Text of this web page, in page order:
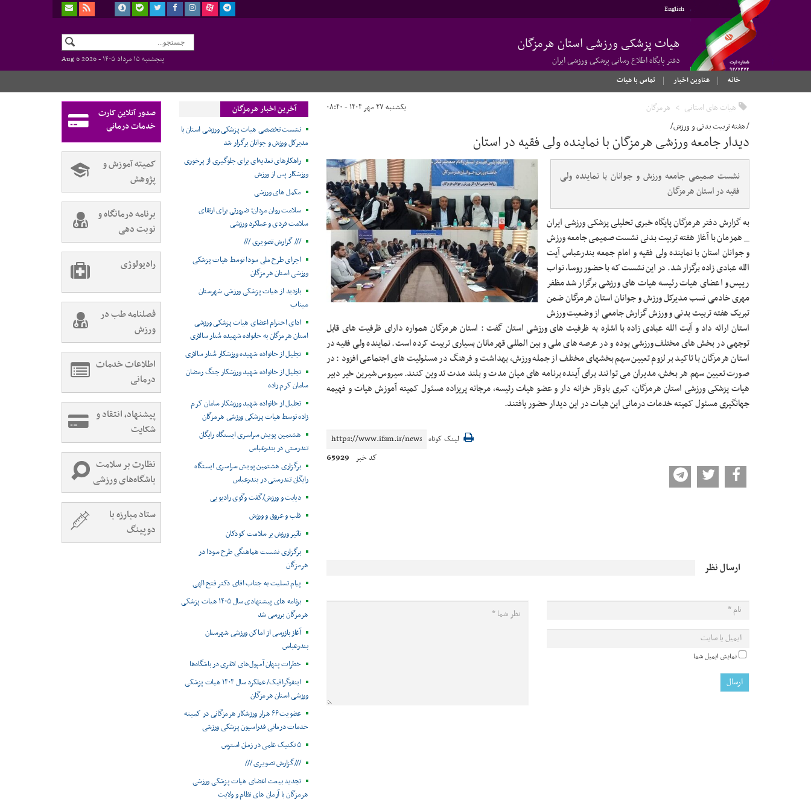
English
هیات پزشکی ورزشی استان هرمزگان
دفتر پایگاه اطلاع رسانی پزشکی ورزشی ایران پنجشنبه ۱۵ مرداد ۱۴۰۵ -
Aug 6 2026
خانه
عناوین اخبار تماس با هیات
هیات های استانی هرمزگان یکشنبه ۲۷ مهر ۱۴۰۴ - ۰۸:۴۰
/ هفته تربیت بدنی و ورزش/
دیدار جامعه ورزشی هرمزگان با نماینده ولی فقیه در استان
نشست صمیمی جامعه ورزش و جوانان با نماینده ولی
فقیه در استان هرمزگان
به گزارش دفتر هرمزگان پایگاه خبری تحلیلی پزشکی ورزشی ایران
_ همزمان با آغاز هفته تربیت بدنی نشست صمیمی جامعه ورزش
و جوانان استان با نماینده ولی فقیه و امام جمعه بندرعباس آیت
الله عبادی زاده برگزار شد. در این نشست که با حضور روسا، نواب
رییس و اعضای هیات رئیسه هیات های ورزشی برگزار شد مظفر
مهری خادمی نسب مدیرکل ورزش و جوانان استان هرمزگان ضمن
تبریک هفته تربیت بدنی و ورزش گزارش جامعی از وضعیت ورزش
استان ارائه داد و آیت الله عبادی زاده با اشاره به ظرفیت های ورزشی استان گفت : استان هرمزگان همواره دارای ظرفیت های قابل
توجهی در بخش های مختلف ورزشی بوده و در عرصه های ملی و بین المللی قهرمانان بسیاری تربیت کرده است. نماینده ولی فقیه در
استان هرمزگان با تاکید بر لزوم تعیین سهم بخشهای مختلف از جمله ورزش، بهداشت و فرهنگ در مسئولیت های اجتماعی افزود : در
صورت تعیین سهم هر بخش، مدیران می توانند برای آینده برنامه های میان مدت و بلند مدت تدوین کنند. سیروس شیرین خیر دبیر
هیات پزشکی ورزشی استان هرمزگان، کبری باوقار خزانه دار و عضو هیات رئیسه، مرجانه پریزاده مسئول کمیته آموزش هیات و فهیمه
جهانگیری مسئول کمیته خدمات درمانی این هیات در این دیدار حضور یافتند.
لینک کوتاه
کد خبر 65929
ارسال نظر
نمایش ایمیل شما
آخرین اخبار هرمزگان
نشست تخصصی هیات پزشکی ورزشی استان با
مدیرکل ورزش و جوانان برگزار شد
راهکارهای تغذیه‌ای برای جلوگیری از پرخوری
ورزشکار پس از ورزش
مکمل های ورزشی
سلامت روان مردان؛ ضرورتی برای ارتقای
سلامت فردی و عملکرد ورزشی
/// گزارش تصویری ///
اجرای طرح ملی سودا توسط هیات پزشکی
ورزشی استان هرمزگان
بازدید از هیات پزشکی ورزشی شهرستان
میناب
ادای احترام اعضای هیات پزشکی ورزشی
استان هرمزگان به خانواده شهیده سُنار سالاری
تجلیل از خانواده شهیده ورزشکار سُنار سالاری
تجلیل از خانواده شهید ورزشکار جنگ رمضان
سامان کرم زاده
تجلیل از خانواده شهید ورزشکار سامان کرم
زاده توسط هیات پزشکی ورزشی هرمزگان
هشتمین پویش سراسری ایستگاه رایگان
تندرستی در بندرعباس
برگزاری هشتمین پویش سراسری ایستگاه
رایگان تندرستی در بندرعباس
دیابت و ورزش/گفت وگوی رادیویی
قلب و عروق و ورزش
تاثیر ورزش بر سلامت کودکان
برگزاری نشست هماهنگی طرح سودا در
هرمزگان
پیام تسلیت به جناب اقای دکتر فتح الهی
برنامه های پیشنهادی سال ۱۴۰۵ هیات پزشکی
هرمزگان بررسی شد
آغاز بازرسی از اماکن ورزشی شهرستان
بندرعباس
خطرات پنهان آمپول‌های لاغری در باشگاه‌ها
اینفوگرافیک/ عملکرد سال ۱۴۰۴ هیات پزشکی
ورزشی استان هرمزگان
عضویت ۶۶ هزار ورزشکار هرمزگانی در کمیته
خدمات درمانی فدراسیون پزشکی ورزشی
۵ تکنیک علمی در زمان استرس
///گزارش تصویری ///
تجدید بیعت اعضای هیات پزشکی ورزشی
هرمزگان با آرمان های نظام و ولایت
صدور آنلاین کارت
خدمات درمانی
کمیته آموزش و
پژوهش
برنامه درمانگاه و
نوبت دهی
رادیولوژی
فصلنامه طب در
ورزش
اطلاعات خدمات
درمانی
پیشنهاد، انتقاد و
شکایت
نظارت بر سلامت
باشگاه‌های ورزشی
ستاد مبارزه با
دوپینگ